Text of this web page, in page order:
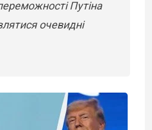
Путіна
очевидні